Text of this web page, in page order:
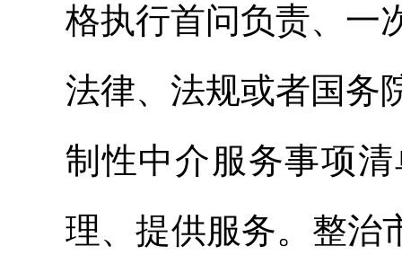
格执行首问负责、一
法律、法规或者国务
制性中介服务事项
理、提供服务。整治